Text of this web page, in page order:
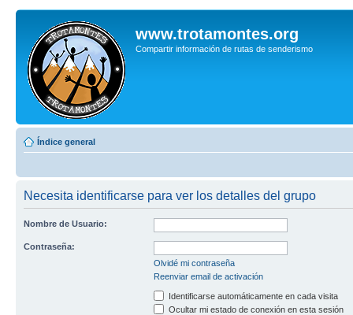
www.trotamontes.org
Compartir información de rutas de senderismo
Índice general
Necesita identificarse para ver los detalles del grupo
Nombre de Usuario:
Contraseña:
Olvidé mi contraseña
Reenviar email de activación
Identificarse automáticamente en cada visita
Ocultar mi estado de conexión en esta sesión